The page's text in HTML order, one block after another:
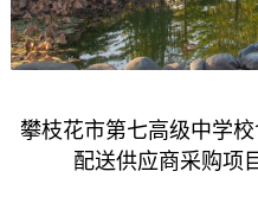
攀枝花市第七高级中学
配送供应商采购项